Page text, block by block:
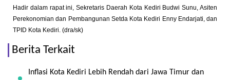
Hadir dalam rapat ini, Sekretaris Daerah Kota Kediri Budwi Sunu, Asiten
Perekonomian dan Pembangunan Setda Kota Kediri Enny Endarjati, dan
TPID Kota Kediri. (dra/sk)
Berita Terkait
Inflasi Kota Kediri Lebih Rendah dari Jawa Timur dan